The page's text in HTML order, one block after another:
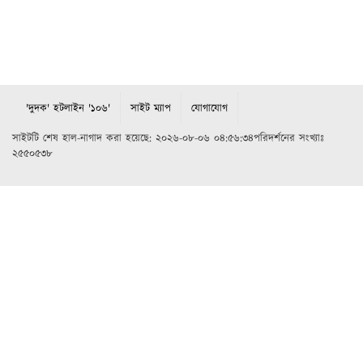
'দুদক' হটলাইন '১০৬' সাইট ম্যাপ যোগাযোগ
সাইটটি শেষ হাল-নাগাদ করা হয়েছে: ২০২৬-০৮-০৬ ০৪:৫৬:৩৪পরিদর্শনের সংখ্যাঃ
২৫৫০৫৩৮